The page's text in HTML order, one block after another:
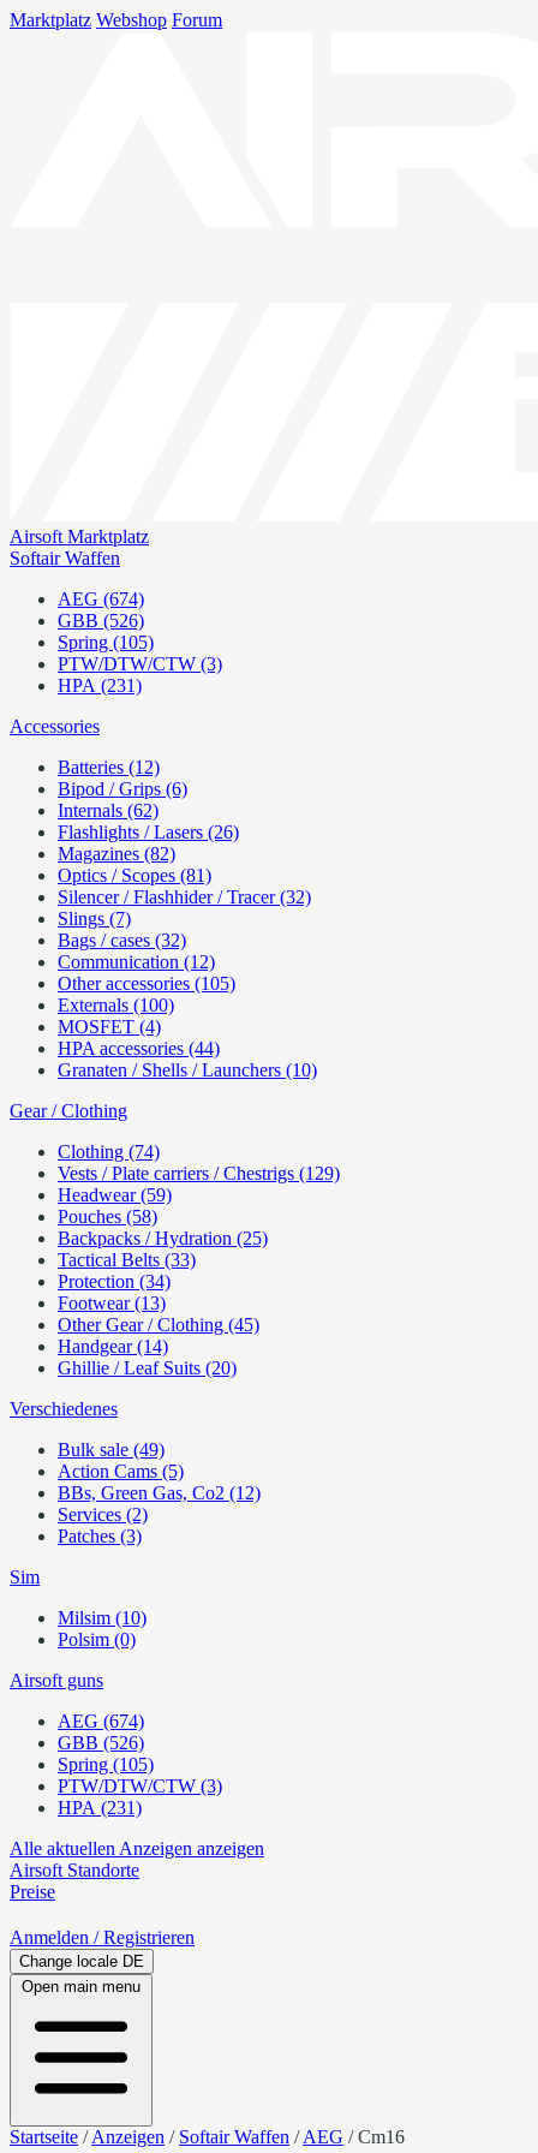
Marktplatz Webshop Forum
Airsoft Marktplatz
Softair Waffen
AEG (674)
GBB (526)
Spring (105)
PTW/DTW/CTW (3)
HPA (231)
Accessories
Batteries (12)
Bipod / Grips (6)
Internals (62)
Flashlights / Lasers (26)
Magazines (82)
Optics / Scopes (81)
Silencer / Flashhider / Tracer (32)
Slings (7)
Bags / cases (32)
Communication (12)
Other accessories (105)
Externals (100)
MOSFET (4)
HPA accessories (44)
Granaten / Shells / Launchers (10)
Gear / Clothing
Clothing (74)
Vests / Plate carriers / Chestrigs (129)
Headwear (59)
Pouches (58)
Backpacks / Hydration (25)
Tactical Belts (33)
Protection (34)
Footwear (13)
Other Gear / Clothing (45)
Handgear (14)
Ghillie / Leaf Suits (20)
Verschiedenes
Bulk sale (49)
Action Cams (5)
BBs, Green Gas, Co2 (12)
Services (2)
Patches (3)
Sim
Milsim (10)
Polsim (0)
Airsoft guns
AEG (674)
GBB (526)
Spring (105)
PTW/DTW/CTW (3)
HPA (231)
Alle aktuellen Anzeigen anzeigen
Airsoft Standorte
Preise
Anmelden / Registrieren
Change locale DE
Open main menu
Startseite /Anzeigen / Softair Waffen /AEG /Cm16